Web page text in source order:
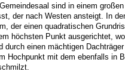
sind in einem
der nach Westen ansteigt. In
der einen quadratischen
höchsten Punkt ausgerichtet,
durch einen mächtigen
Hochpunkt mit dem ebenfalls in